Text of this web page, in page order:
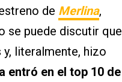
de Merlina,
se puede discutir que
y, literalmente, hizo
entró en el top 10 de